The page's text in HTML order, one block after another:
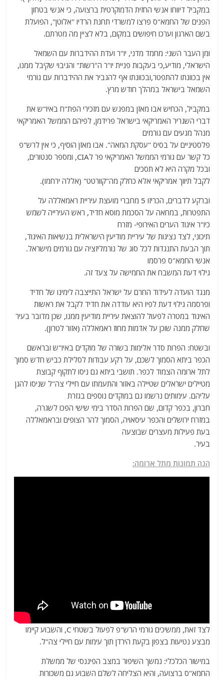
במקביל דיווחו אנשי החזית הדמוקרטית ברצועה, כי אנשי בטחון
הפנים של החמא"ס פרצו למשרדי תחנת הרדיו "אלוטן", הפועלת
בשם הארגון וערכו חיפושים במקום, בלא לציין מה מטרתם.
ומן העבר השני: מחמד מדני, יו"ר ועדת ההידברות עם השמאל
הישראלי, מודיע,כי בעקבות פניית יו"ר ה"רשות" והגיבוי שקיבל ממנו,
אין בכוונתו להתפטר,ובכוונתו אף להגביר את ההידברות עם גורמי
השמאל בישראל במהלך חודש מרץ.
במקביל, הכחיש אבו מאזן במפגש עם מזכירי הפת"ח באיו"ש את
דברי השגריר האמריקאי בישראל פרידמן, לפיהם הממשל האמריקאי
מנהל מגעים עם גורמים
פלסטיניים על בסיס "עסקת המאה". אבו מאזן הוסיף, כי אין לרש"פ
כל קשר עם גורמי הממשל האמריקאי פר לCIA, ומספר סנטורים,
ובכל מקרה היא לא תסכים
לקבל תיווך אמריקאי אלא כחלק מה"קוורטט" (אללה ירחמו).
וברקע לדברים, הכריזו 5 מחברי מועצת עיריית ראמאללה על
התפטרות, במחאה על הסכמת מוסא חדיד, ראש העירייה לשמש
כיו"ר איגוד הערים האירופי- מזרח
תיכוני, לצד נציגות של עיריית מודיעין הישראלית בנשיאות האיגוד,
תוך הבעת התנגדות לכל סוג של נורמליזציה עם גורמים מישראל.
אנשי החמא"ס פרסמו
גילוי דעת המשבח את החמישה על צעד זה.
מנגד הועדה לעידוד החרם על ישראל התייצבה לימינו של חדיד
ופרסמה גילוי דעת לפיו היא עודדה את חדיד לקבל את ראשות
האיגוד במטרה לפעול להוצאת עיריית מודיעין ממנו, שכן מדובר בעיר
שחלק ממנה שוכן על אדמות מחוז ראמאללה (אזור לטרון).
ובשטח: הפרות סדר אלימות בשורה של מוקדים באיו"ש ובראשם
הכפר ביתא הסמוך לשכם, על רקע עבודות לסלילת כביש חדש סמוך
לתל ארומה הצמוד לכפר. תושבי ביתא גם ניסו לתקוף קבוצת
מטיילים ישראלים שטיילה באזור והתעמתו עם חיילי צה"ל שניסו להגן
עליהם. עימותים נרשמו גם במוקדים נוספים בגזרת
חברון, בכפר קדום, שם הפרות הסדר בימי שישי הפכו לשגרה,
במזרח ירושלים והכפר עיסאויה, הסמוך להר הצופים ובראמאללה
בעת פעילות מעצרים שבוצעה
בעיר.
הנה תמונות מתל ארומה:
לצד זאת, ממשיכים גורמי הרש"פ לפעול בשטחי C, והשבוע קיימו
מבצע נטיעות בצפון בקעת הירדן תוך עימות עם חיילי צה"ל.
במישור הכלכלי: נמשך השיפור במצב הפיננסי של ממשלת
החמא"ס ברצועה, והיא הצליחה לשלם השבוע גם משכורות